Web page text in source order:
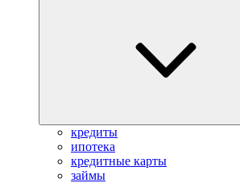
кредиты
ипотека
кредитные карты
займы